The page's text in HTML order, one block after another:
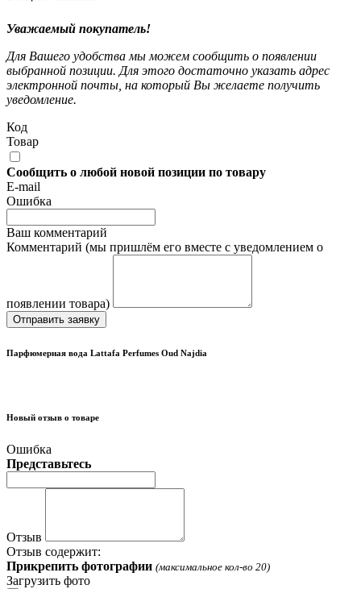
Уважаемый покупатель!
Для Вашего удобства мы можем сообщить о появлении
выбранной позиции. Для этого достаточно указать адрес
электронной почты, на который Вы желаете получить
уведомление.
Код
Товар
Сообщить о любой новой позиции по товару
E-mail
Ошибка
Ваш комментарий
Комментарий (мы пришлём его вместе с уведомлением о
появлении товара)
Отправить заявку
Парфюмерная вода Lattafa Perfumes Oud Najdia
Новый отзыв о товаре
Ошибка
Представьтесь
Отзыв
Отзыв содержит:
Прикрепить фотографии (максимальное кол-во 20)
Загрузить фото